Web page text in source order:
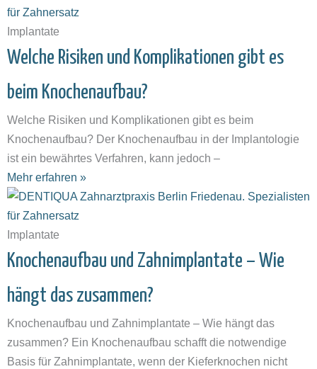
Implantate
Welche Risiken und Komplikationen gibt es
beim Knochenaufbau?
Welche Risiken und Komplikationen gibt es beim
Knochenaufbau? Der Knochenaufbau in der Implantologie
ist ein bewährtes Verfahren, kann jedoch –
Mehr erfahren »
Implantate
Knochenaufbau und Zahnimplantate – Wie
hängt das zusammen?
Knochenaufbau und Zahnimplantate – Wie hängt das
zusammen? Ein Knochenaufbau schafft die notwendige
Basis für Zahnimplantate, wenn der Kieferknochen nicht